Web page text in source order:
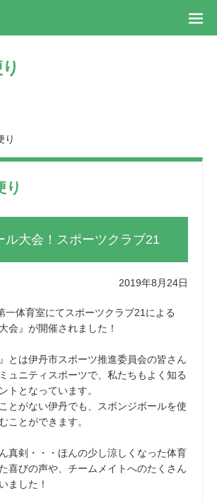
り
り
ル大会！スポーツクラブ21
2019年8月24日
一体育室にてスポーツクラブ21による
会』が開催されました！
とは伊丹市スポーツ推進委員会の皆さん
ュニティスポーツで、私たちもよく知る
トとなっています。
とがない伊丹でも、スポンジボールを使
ことができます。
真剣・・・ほんの少し涼しくなった体育
喜びの声や、チームメイトへのたくさん
ました！